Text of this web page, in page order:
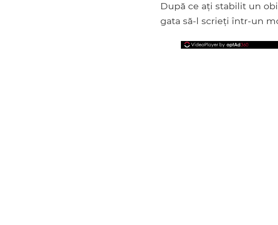
După ce ați stabilit un
gata să-l scrieți într-un